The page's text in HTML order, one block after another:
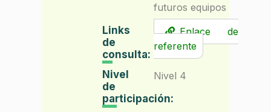
futuros equipos
Links
de
consulta:
Enlace de
referente
Nivel
de
participación:
Nivel 4